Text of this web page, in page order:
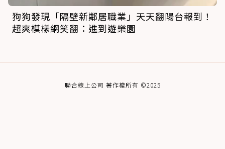
狗狗發現「隔壁新鄰居職業」天天翻陽台報到！
超爽模樣網笑翻：進到遊樂園
聯合線上公司 著作權所有 ©2025